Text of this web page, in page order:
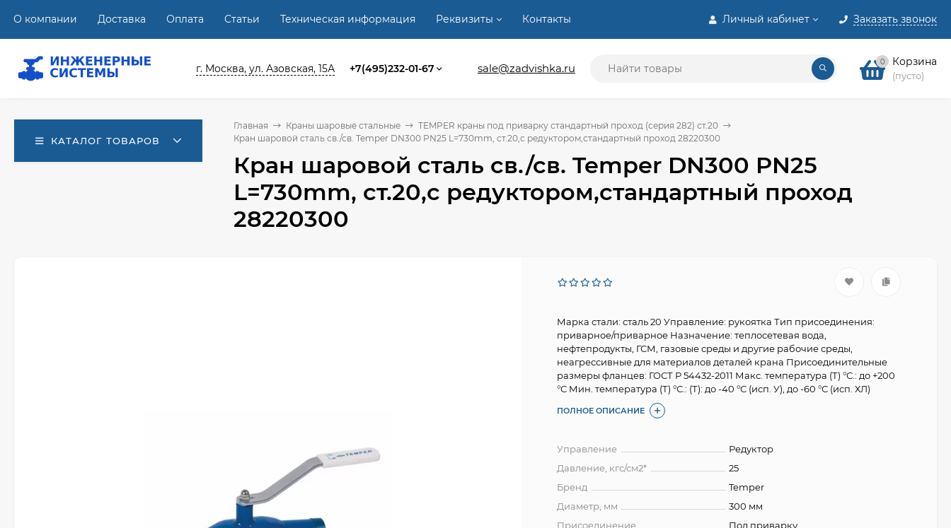
Личный кабинет Заказать звонок
О компании Доставка Оплата Статьи Техническая информация Реквизиты Контакты
г. Москва, ул. Азовская, 15А +7(495)232-01-67 sale@zadvishka.ru 0 Корзина
(пусто)
КАТАЛОГ ТОВАРОВ
Главная Краны шаровые стальные
TEMPER краны под приварку стандартный проход (серия 282) ст.20
Кран шаровой сталь св./св. Temper DN300 PN25 L=730mm, ст.20,с редуктором,стандартный проход 28220300
Кран шаровой сталь св./св. Temper DN300 PN25
L=730mm, ст.20,с редуктором,стандартный проход
28220300
Марка стали: сталь 20 Управление: рукоятка Тип присоединения:
приварное/приварное Назначение: теплосетевая вода,
нефтепродукты, ГСМ, газовые среды и другие рабочие среды,
неагрессивные для материалов деталей крана Присоединительные
размеры фланцев: ГОСТ Р 54432-2011 Макс. температура (Т) °С.: до +200
°С Мин. температура (Т) °С.: (Т): до -40 °С (исп. У), до -60 °С (исп. ХЛ)
ПОЛНОЕ ОПИСАНИЕ
Управление
Редуктор
Давление, кгс/см2*
25
Бренд
Temper
Диаметр, мм
300 мм
Присоединение
Под приварку